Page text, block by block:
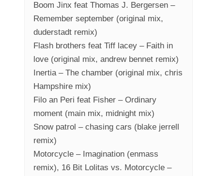
Boom Jinx feat Thomas J. Bergersen –
Remember september (original mix,
duderstadt remix)
Flash brothers feat Tiff lacey – Faith in
love (original mix, andrew bennet remix)
Inertia – The chamber (original mix, chris
Hampshire mix)
Filo an Peri feat Fisher – Ordinary
moment (main mix, midnight mix)
Snow patrol – chasing cars (blake jerrell
remix)
Motorcycle – Imagination (enmass
remix), 16 Bit Lolitas vs. Motorcycle –